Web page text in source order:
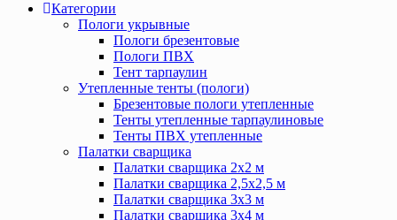
Категории
Пологи укрывные
Пологи брезентовые
Пологи ПВХ
Тент тарпаулин
Утепленные тенты (пологи)
Брезентовые пологи утепленные
Тенты утепленные тарпаулиновые
Тенты ПВХ утепленные
Палатки сварщика
Палатки сварщика 2х2 м
Палатки сварщика 2,5х2,5 м
Палатки сварщика 3х3 м
Палатки сварщика 3х4 м